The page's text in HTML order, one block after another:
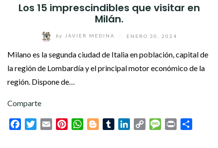
Los 15 imprescindibles que visitar en
Milán.
by JAVIER MEDINA ENERO 30, 2024
Milano es la segunda ciudad de Italia en población, capital de
la región de Lombardía y el principal motor económico de la
región. Dispone de…
Comparte
FacebookTwitterEmail PinterestWhatsAppBloggerTumblrLinkedIn
Copy
Message
Print